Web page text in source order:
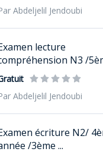
Abdeljelil Jendoubi
lecture
N3 /
Abdeljelil Jendoubi
écriture N2/
/3ème ...